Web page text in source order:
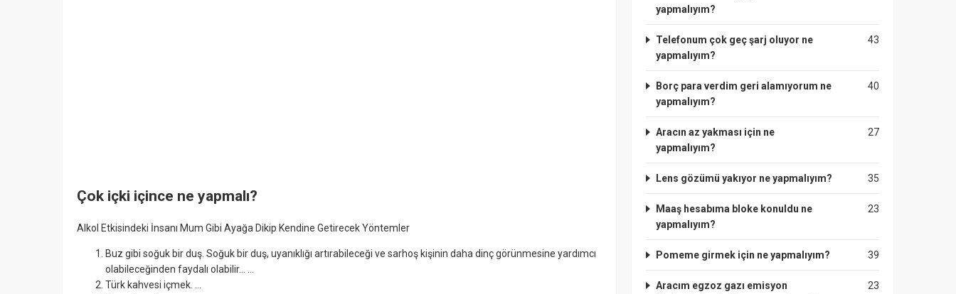
Çok içki içince ne yapmalı?
Alkol Etkisindeki İnsanı Mum Gibi Ayağa Dikip Kendine Getirecek Yöntemler
Buz gibi soğuk bir duş. Soğuk bir duş, uyanıklığı artırabileceği ve sarhoş kişinin daha dinç görünmesine yardımcı
olabileceğinden faydalı olabilir... ...
Türk kahvesi içmek. ...
yapmalıyım?
43
Telefonum çok geç şarj oluyor ne
yapmalıyım?
40
Borç para verdim geri alamıyorum ne
yapmalıyım?
27
Aracın az yakması için ne
yapmalıyım?
35
Lens gözümü yakıyor ne yapmalıyım?
23
Maaş hesabıma bloke konuldu ne
yapmalıyım?
39
Pomeme girmek için ne yapmalıyım?
23
Aracım egzoz gazı emisyon